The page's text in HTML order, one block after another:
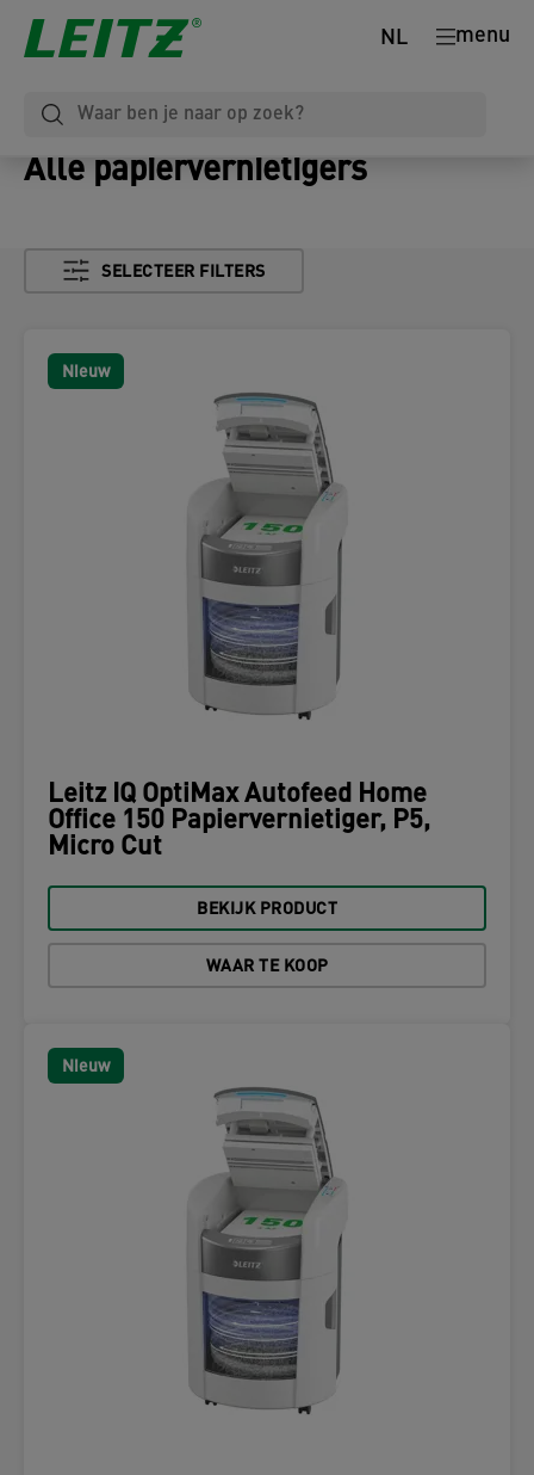
menu
NL
Alle papiervernietigers
SELECTEER FILTERS
Nieuw
Leitz IQ OptiMax Autofeed Home
Office 150 Papiervernietiger, P5,
Micro Cut
BEKIJK PRODUCT
WAAR TE KOOP
Nieuw